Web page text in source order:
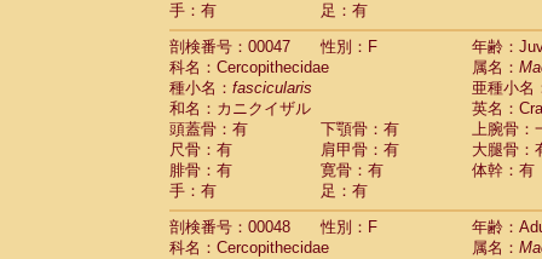
手：有
足：有
剖検番号：00047
性別：F
年齢：
科名：Cercopithecidae
属名：
種小名： fascicularis
亜種小名
和名：カニクイザル
英名：
頭蓋骨：有
下顎骨：有
上腕骨：
尺骨：有
肩甲骨：有
大腿骨：
腓骨：有
寛骨：有
体幹：有
手：有
足：有
剖検番号：00048
性別：F
年齢：
科名：Cercopithecidae
属名：